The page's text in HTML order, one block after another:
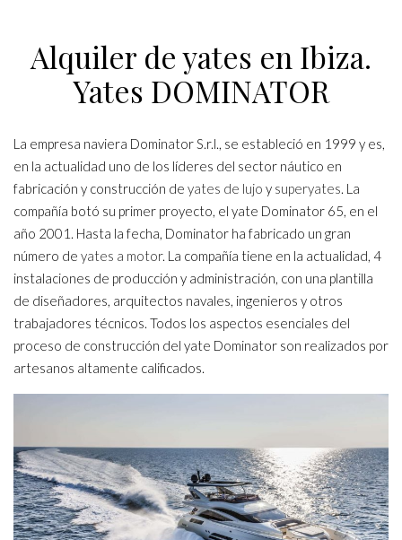
Alquiler de yates en Ibiza.
Yates DOMINATOR
La empresa naviera Dominator S.r.l., se estableció en 1999 y es,
en la actualidad uno de los líderes del sector náutico en
fabricación y construcción de yates de lujo y superyates. La
compañía botó su primer proyecto, el yate Dominator 65, en el
año 2001. Hasta la fecha, Dominator ha fabricado un gran
número de yates a motor. La compañía tiene en la actualidad, 4
instalaciones de producción y administración, con una plantilla
de diseñadores, arquitectos navales, ingenieros y otros
trabajadores técnicos. Todos los aspectos esenciales del
proceso de construcción del yate Dominator son realizados por
artesanos altamente calificados.